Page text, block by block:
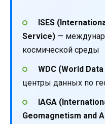
ISES
Service) —
космической среды
WDC (World
центры данных по
IAGA
Geomagnetism and